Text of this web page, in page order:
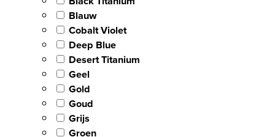
Blauw
Cobalt Violet
Deep Blue
Desert Titanium
Geel
Gold
Goud
Grijs
Groen